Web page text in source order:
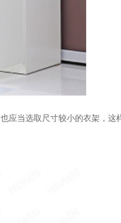
也应当选取尺寸较小的衣架，这